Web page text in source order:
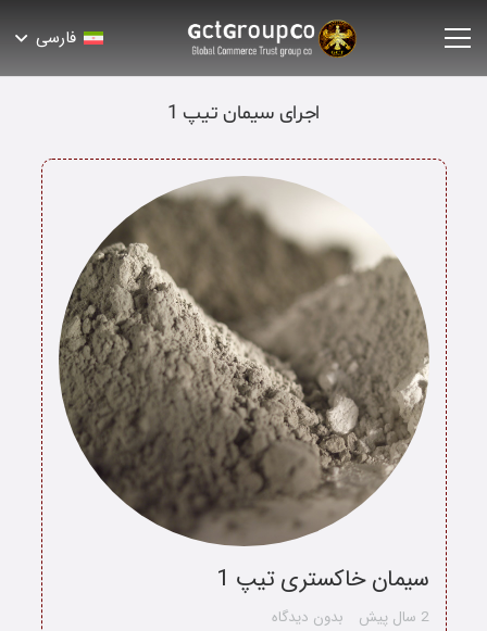
فارسی
اجرای سیمان تیپ 1
سیمان خاکستری تیپ 1
2 سال پیش بدون دیدگاه